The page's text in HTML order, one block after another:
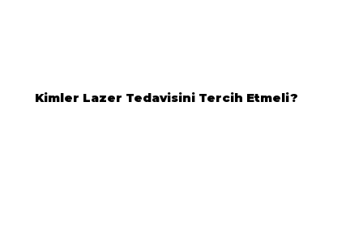
Kimler Lazer Tedavisini Tercih Etmeli?